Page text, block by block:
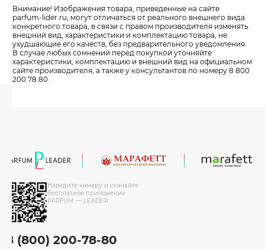
Внимание! Изображения товара, приведенные на сайте
parfum-lider.ru, могут отличаться от реального внешнего вида
конкретного товара, в связи с правом производителя изменять
внешний вид, характеристики и комплектацию товара, не
ухудшающие его качеств, без предварительного уведомления.
В случае любых сомнений перед покупкой уточняйте
характеристики, комплектацию и внешний вид на официальном
сайте производителя, а также у консультантов по номеру 8 800
200 78 80.
Наведите камеру и скачайте
бесплатное приложение
PARFUM — LEADER
8 (800) 200-78-80